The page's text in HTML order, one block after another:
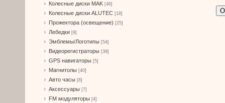
Колесные диски MAK [46]
Колесные диски ALUTEC [18]
Прожектора (освещение) [25]
Лебедки [9]
Эмблемы/Логотипы [54]
Видеорегистраторы [39]
GPS навигаторы [5]
Магнитолы [40]
Авто часы [8]
Аксессуары [7]
FM модуляторы [4]